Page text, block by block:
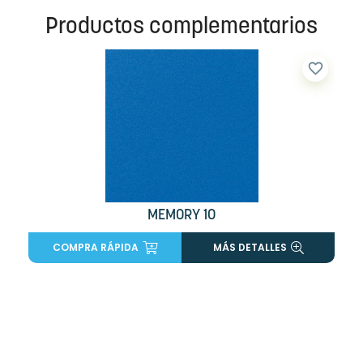
Productos complementarios
MEMORY 10
favorite_border
COMPRA RÁPIDA MÁS DETALLES